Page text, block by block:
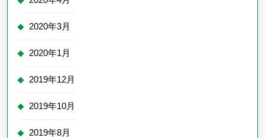
2020年3月
2020年1月
2019年12月
2019年10月
2019年8月